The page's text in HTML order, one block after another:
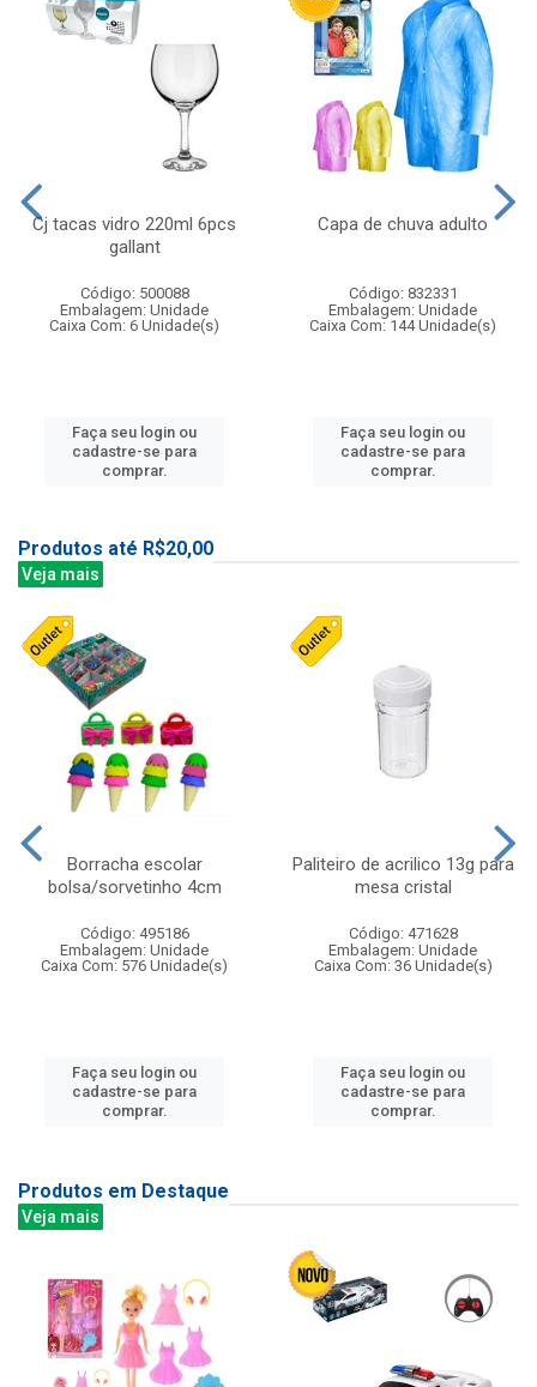
Cj tacas vidro 220ml 6pcs
gallant
Código: 500088
Embalagem: Unidade
Caixa Com: 6 Unidade(s)
Faça seu login ou
cadastre-se para
comprar.
Capa de chuva adulto
Código: 832331
Embalagem: Unidade
Caixa Com: 144 Unidade(s)
Faça seu login ou
cadastre-se para
comprar.
Produtos até R$20,00
Veja mais
Borracha escolar
bolsa/sorvetinho 4cm
Código: 495186
Embalagem: Unidade
Caixa Com: 576 Unidade(s)
Faça seu login ou
cadastre-se para
comprar.
Paliteiro de acrilico 13g para
mesa cristal
Código: 471628
Embalagem: Unidade
Caixa Com: 36 Unidade(s)
Faça seu login ou
cadastre-se para
comprar.
Produtos em Destaque
Veja mais